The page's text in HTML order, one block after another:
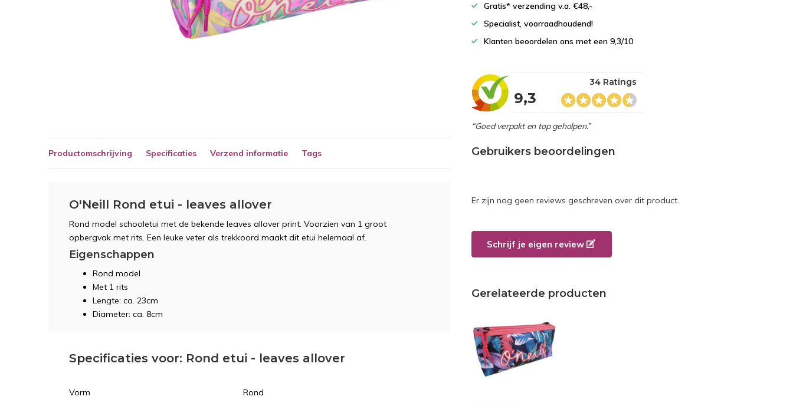
Gratis* verzending v.a. €48,-
Specialist, voorraadhoudend!
Klanten beoordelen ons met een 9,3/10
9,3
34 Ratings
“Goed verpakt en top geholpen.”
Productomschrijving Specificaties Verzend informatie Tags
O'Neill Rond etui - leaves allover
Rond model schooletui met de bekende leaves allover print. Voorzien van 1 groot
opbergvak met rits. Een leuke veter als trekkoord maakt dit etui helemaal af.
Eigenschappen
Rond model
Met 1 rits
Lengte: ca. 23cm
Diameter: ca. 8cm
Specificaties voor: Rond etui - leaves allover
Vorm Rond
Gebruikers beoordelingen
Er zijn nog geen reviews geschreven over dit product.
Schrijf je eigen review
Gerelateerde producten